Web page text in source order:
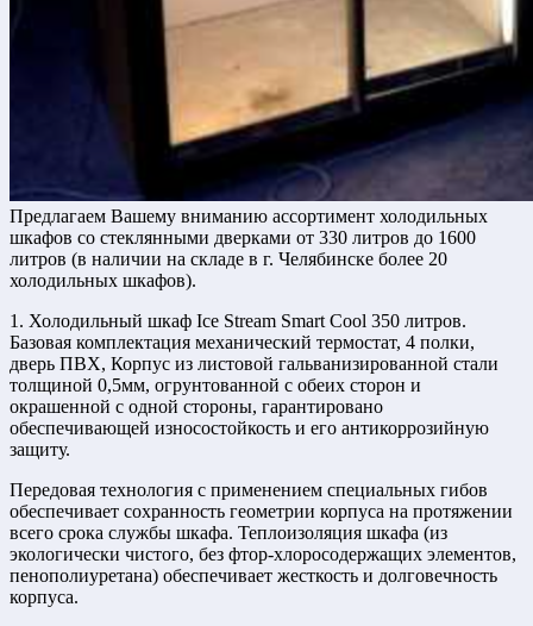
Предлагаем Вашему вниманию ассортимент холодильных
шкафов со стеклянными дверками от 330 литров до 1600
литров (в наличии на складе в г. Челябинске более 20
холодильных шкафов).
1. Холодильный шкаф Ice Stream Smart Cool 350 литров.
Базовая комплектация механический термостат, 4 полки,
дверь ПВХ, Корпус из листовой гальванизированной стали
толщиной 0,5мм, огрунтованной с обеих сторон и
окрашенной с одной стороны, гарантировано
обеспечивающей износостойкость и его антикоррозийную
защиту.
Передовая технология с применением специальных гибов
обеспечивает сохранность геометрии корпуса на протяжении
всего срока службы шкафа. Теплоизоляция шкафа (из
экологически чистого, без фтор-хлоросодержащих элементов,
пенополиуретана) обеспечивает жесткость и долговечность
корпуса.